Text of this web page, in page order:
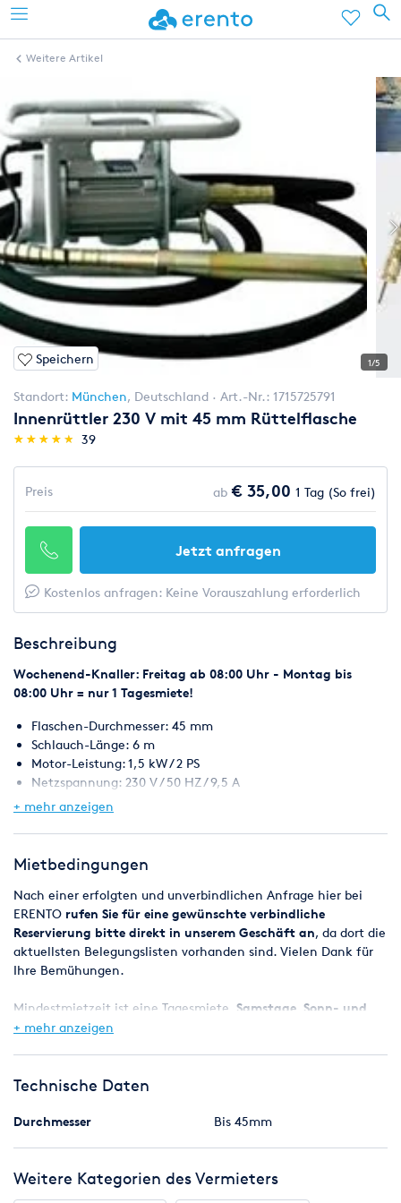
Weitere Artikel
Speichern 1/5
Standort: München, Deutschland Art.-Nr.: 1715725791
Innenrüttler 230 V mit 45 mm Rüttelflasche
(*)
★
★
(*)★
★
(*) ★
★
(*) ★
★
(*) ★
★ 39
Preis ab € 35,00 1 Tag (So frei)
Jetzt anfragen
Kostenlos anfragen: Keine Vorauszahlung erforderlich
Beschreibung
Wochenend-Knaller: Freitag ab 08:00 Uhr - Montag bis
08:00 Uhr = nur 1 Tagesmiete!
Flaschen-Durchmesser: 45 mm
Schlauch-Länge: 6 m
Motor-Leistung: 1,5 kW / 2 PS
Netzspannung: 230 V / 50 HZ / 9,5 A
Motorgeschwindigkeit: 2800 U/min
Gewicht (Flasche & Schlauch): 16,5kg
Gewicht (Motor): 17 kg
Gesamtgewicht: 35 kg
+ mehr anzeigen
Mietbedingungen
Nach einer erfolgten und unverbindlichen Anfrage hier bei
ERENTO rufen Sie für eine gewünschte verbindliche
Reservierung bitte direkt in unserem Geschäft an, da dort die
aktuellsten Belegungslisten vorhanden sind. Vielen Dank für
Ihre Bemühungen.
Mindestmietzeit ist eine Tagesmiete, Samstage, Sonn- und
Feiertage sind mietfrei
Bei Reservierungen werden die Geräte in der Regel ab 8.00 Uhr
Werktag um 8.00 Uhr.
werden, da es vorkommen kann, dass zugesagte Maschinen
+ mehr anzeigen
Technische Daten
Durchmesser Bis 45mm
Weitere Kategorien des Vermieters